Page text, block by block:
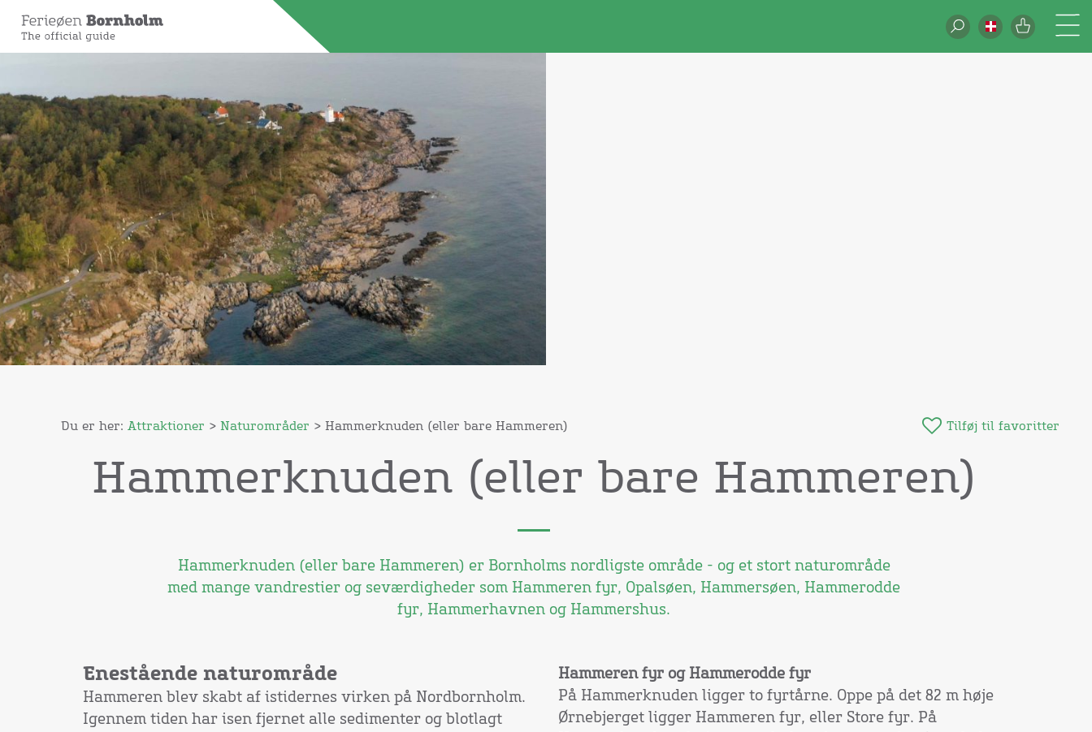
Du er her: Attraktioner > Naturområder > Hammerknuden (eller bare Hammeren) Tilføj til favoritter
Hammerknuden (eller bare Hammeren)
Hammerknuden (eller bare Hammeren) er Bornholms nordligste område - og et stort naturområde
med mange vandrestier og seværdigheder som Hammeren fyr, Opalsøen, Hammersøen, Hammerodde
fyr, Hammerhavnen og Hammershus.
Enestående naturområde
Hammeren blev skabt af istidernes virken på Nordbornholm.
Igennem tiden har isen fjernet alle sedimenter og blotlagt
Hammeren fyr og Hammerodde fyr
På Hammerknuden ligger to fyrtårne. Oppe på det 82 m høje
Ørnebjerget ligger Hammeren fyr, eller Store fyr. På